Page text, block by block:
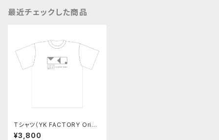
最近チェックした商品
Tシャツ（YK FACTORY Origi
nal goods 2020 summer）
¥3,800